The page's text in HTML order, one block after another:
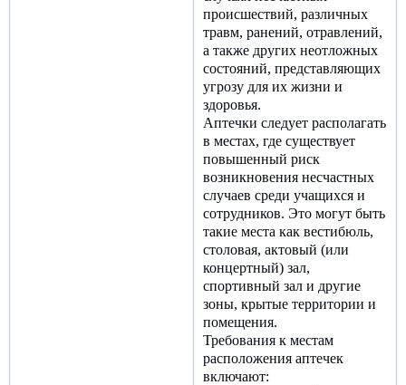
происшествий, различных
травм, ранений, отравлений,
а также других неотложных
состояний, представляющих
угрозу для их жизни и
здоровья.
Аптечки следует располагать
в местах, где существует
повышенный риск
возникновения несчастных
случаев среди учащихся и
сотрудников. Это могут быть
такие места как вестибюль,
столовая, актовый (или
концертный) зал,
спортивный зал и другие
зоны, крытые территории и
помещения.
Требования к местам
расположения аптечек
включают: